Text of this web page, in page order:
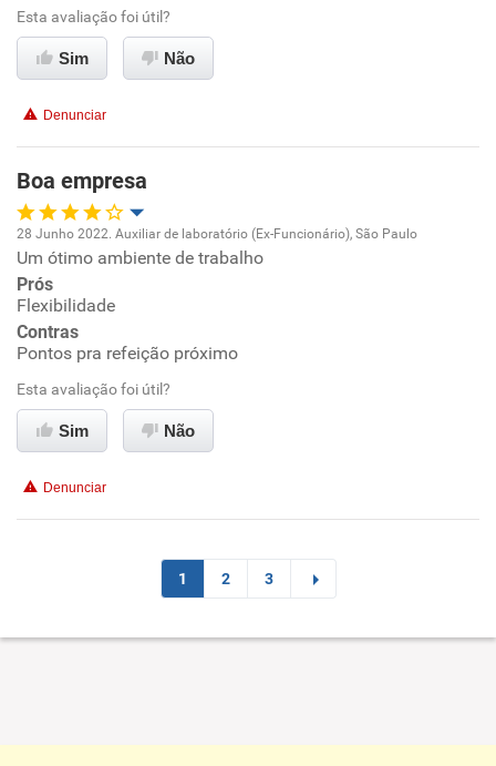
Ambiente de trabalho
Benefícios
Recomenda esta empresa
Recomenda a diretoria
Esta avaliação foi útil?
Sim Não
Denunciar
Boa empresa
Oportunidade de promoção
Ambiente de trabalho
Benefícios
Não recomenda esta empresa
Não recomenda a diretoria
28 Junho 2022. Auxiliar de laboratório (Ex-Funcionário), São Paulo
Um ótimo ambiente de trabalho
Prós
Flexibilidade
Contras
Pontos pra refeição próximo
Esta avaliação foi útil?
Sim Não
Denunciar
1 2 3